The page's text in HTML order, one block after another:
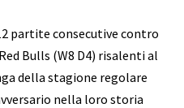
partite consecutive contro
Bulls (W8 D4) risalenti al
della stagione regolare
nella loro storia